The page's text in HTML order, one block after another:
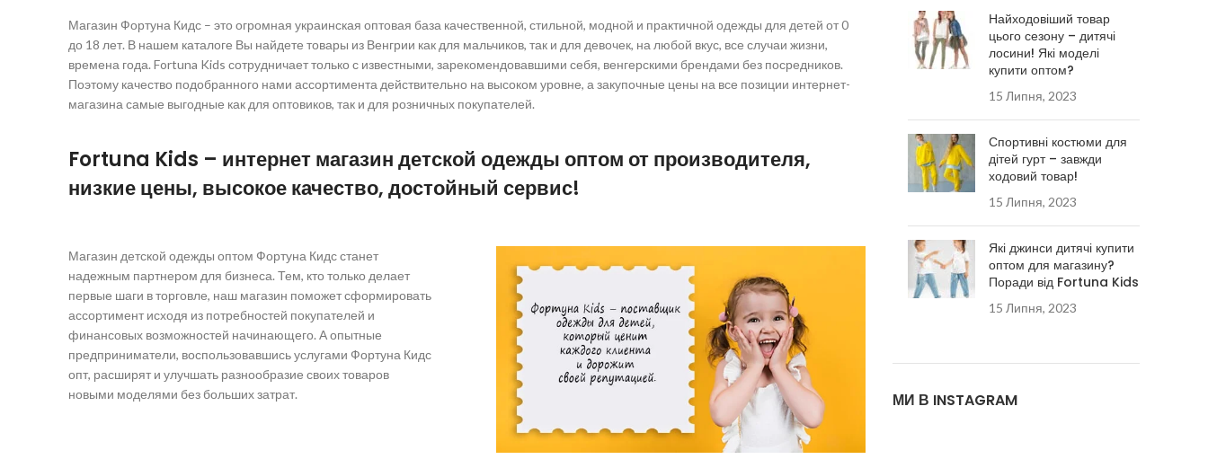
Магазин Фортуна Кидс – это огромная украинская оптовая база качественной, стильной, модной и практичной одежды для детей от 0
до 18 лет. В нашем каталоге Вы найдете товары из Венгрии как для мальчиков, так и для девочек, на любой вкус, все случаи жизни,
времена года. Fortuna Kids сотрудничает только с известными, зарекомендовавшими себя, венгерскими брендами без посредников.
Поэтому качество подобранного нами ассортимента действительно на высоком уровне, а закупочные цены на все позиции интернет-
магазина самые выгодные как для оптовиков, так и для розничных покупателей.
Fortuna Kids – интернет магазин детской одежды оптом от производителя,
низкие цены, высокое качество, достойный сервис!
Магазин детской одежды оптом Фортуна Кидс станет
надежным партнером для бизнеса. Тем, кто только делает
первые шаги в торговле, наш магазин поможет сформировать
ассортимент исходя из потребностей покупателей и
финансовых возможностей начинающего. А опытные
предприниматели, воспользовавшись услугами Фортуна Кидс
опт, расширят и улучшать разнообразие своих товаров
новыми моделями без больших затрат.
Найходовіший товар
цього сезону – дитячі
лосини! Які моделі
купити оптом?
15 Липня, 2023
Спортивні костюми для
дітей гурт – завжди
ходовий товар!
15 Липня, 2023
Які джинси дитячі купити
оптом для магазину?
Поради від Fortuna Kids
15 Липня, 2023
МИ В INSTAGRAM